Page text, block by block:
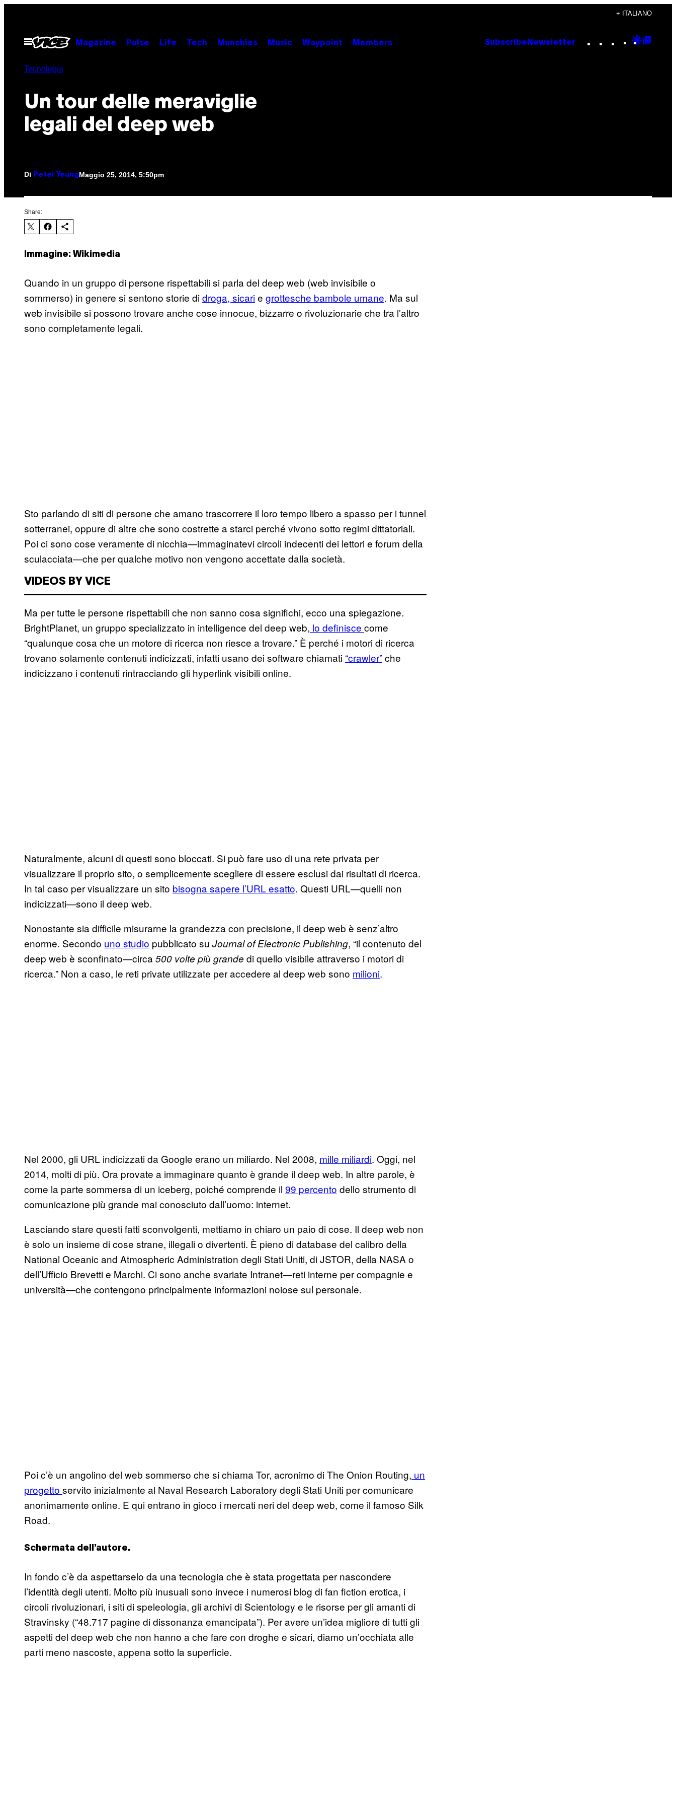
contenuto
+ ITALIANO
Apri
Magazine Pulse Life Tech Munchies Music Waypoint Members Subscribe Newsletter Instagram
TikTok
YouTube
Google
Tecnología
Un tour delle meraviglie
legali del deep web
Di Peter Yeung Maggio 25, 2014, 5:50pm
Share:
Immagine: Wikimedia
Quando in un gruppo di persone rispettabili si parla del deep web (web invisibile o
sommerso) in genere si sentono storie didroga, sicarie grottesche bambole umane. Ma sul
web invisibile si possono trovare anche cose innocue, bizzarre o rivoluzionarie che tra l’altro
sono completamente legali.
Sto parlando di siti di persone che amano trascorrere il loro tempo libero a spasso per i tunnel
sotterranei, oppure di altre che sono costrette a starci perché vivono sotto regimi dittatoriali.
Poi ci sono cose veramente di nicchia—immaginatevi circoli indecenti dei lettori e forum della
sculacciata—che per qualche motivo non vengono accettate dalla società.
VIDEOS BY VICE
Ma per tutte le persone rispettabili che non sanno cosa significhi, ecco una spiegazione.
BrightPlanet, un gruppo specializzato in intelligence del deep web, lo definisce come
“qualunque cosa che un motore di ricerca non riesce a trovare.” È perché i motori di ricerca
trovano solamente contenuti indicizzati, infatti usano dei software chiamati “crawler”che
indicizzano i contenuti rintracciando gli hyperlink visibili online.
Naturalmente, alcuni di questi sono bloccati. Si può fare uso di una rete privata per
visualizzare il proprio sito, o semplicemente scegliere di essere esclusi dai risultati di ricerca.
In tal caso per visualizzare un sito bisogna sapere l’URL esatto. Questi URL—quelli non
indicizzati—sono il deep web.
Nonostante sia difficile misurarne la grandezza con precisione, il deep web è senz’altro
enorme. Secondo uno studio pubblicato su Journal of Electronic Publishing, “il contenuto del
deep web è sconfinato—circa500 volte più grande di quello visibile attraverso i motori di
ricerca.” Non a caso, le reti private utilizzate per accedere al deep web sono milioni.
Nel 2000, gli URL indicizzati da Google erano un miliardo. Nel 2008, mille miliardi. Oggi, nel
2014, molti di più. Ora provate a immaginare quanto è grande il deep web. In altre parole, è
come la parte sommersa di un iceberg, poiché comprende il 99 percento dello strumento di
comunicazione più grande mai conosciuto dall’uomo: internet.
Lasciando stare questi fatti sconvolgenti, mettiamo in chiaro un paio di cose. Il deep web non
è solo un insieme di cose strane, illegali o divertenti. È pieno di database del calibro della
National Oceanic and Atmospheric Administration degli Stati Uniti, di JSTOR, della NASA o
dell’Ufficio Brevetti e Marchi. Ci sono anche svariate Intranet—reti interne per compagnie e
università—che contengono principalmente informazioni noiose sul personale.
Poi c’è un angolino del web sommerso che si chiama Tor, acronimo di The Onion Routing, un
progetto servito inizialmente al Naval Research Laboratory degli Stati Uniti per comunicare
anonimamente online. E qui entrano in gioco i mercati neri del deep web, come il famoso Silk
Road.
Schermata dell’autore.
In fondo c’è da aspettarselo da una tecnologia che è stata progettata per nascondere
l’identità degli utenti. Molto più inusuali sono invece i numerosi blog di fan fiction erotica, i
circoli rivoluzionari, i siti di speleologia, gli archivi di Scientology e le risorse per gli amanti di
Stravinsky (“48.717 pagine di dissonanza emancipata”). Per avere un’idea migliore di tutti gli
aspetti del deep web che non hanno a che fare con droghe e sicari, diamo un’occhiata alle
parti meno nascoste, appena sotto la superficie.